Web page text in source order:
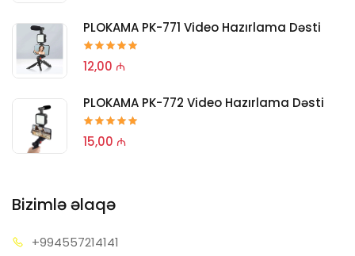
PLOKAMA PK-771 Video Hazırlama Dəsti
12,00 ₼
PLOKAMA PK-772 Video Hazırlama Dəsti
15,00 ₼
Bizimlə əlaqə
+994557214141